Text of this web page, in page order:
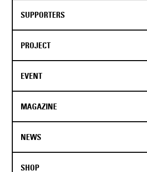
SUPPORTERS
PROJECT
EVENT
MAGAZINE
NEWS
SHOP